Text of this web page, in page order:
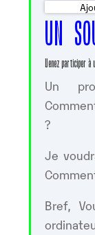
UN
Venez participer
Un
?
Je
Bref,